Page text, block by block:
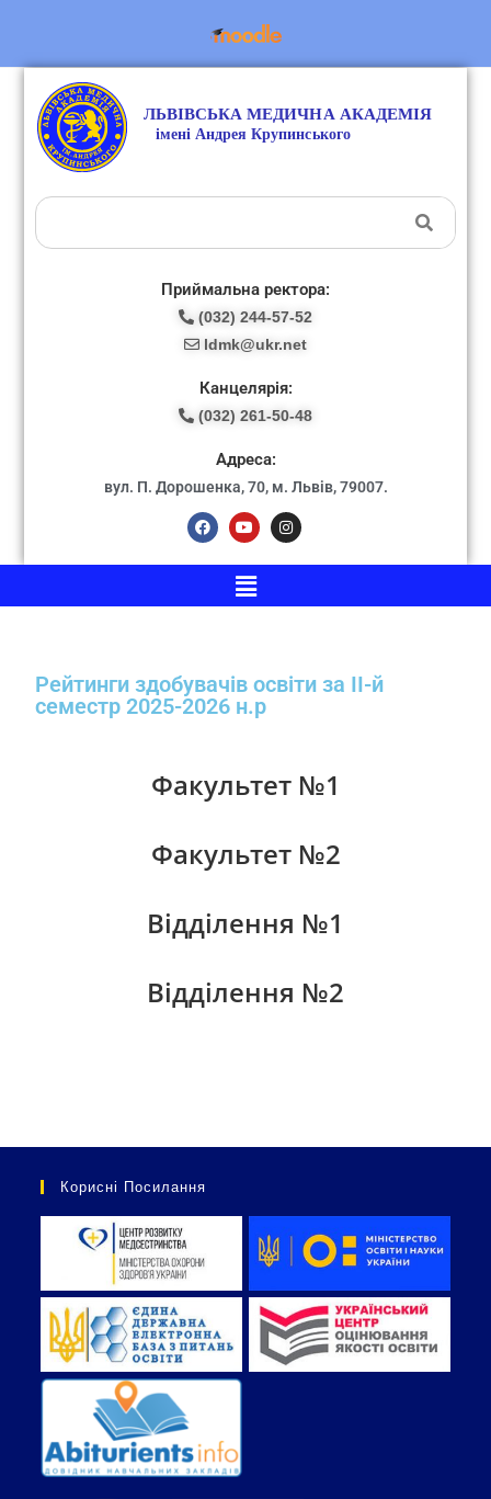
Приймальна ректора:
(032) 244-57-52
ldmk@ukr.net
Канцелярія:
(032) 261-50-48
Адреса:
вул. П. Дорошенка, 70, м. Львів, 79007.
Рейтинги здобувачів освіти за ІІ-й
семестр 2025-2026 н.р
Факультет №1
Факультет №2
Відділення №1
Відділення №2
Корисні Посилання